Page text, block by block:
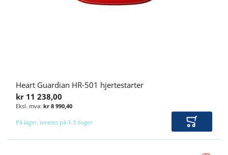
Heart Guardian HR-501 hjertestarter
kr 11 238,00
kr 8 990,40
På lager, leveres på 1-3 dager Legg i